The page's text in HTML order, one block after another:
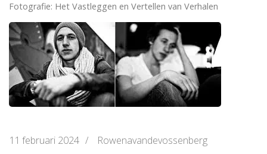
Fotografie: Het Vastleggen en Vertellen van Verhalen
11 februari 2024 / Rowenavandevossenberg